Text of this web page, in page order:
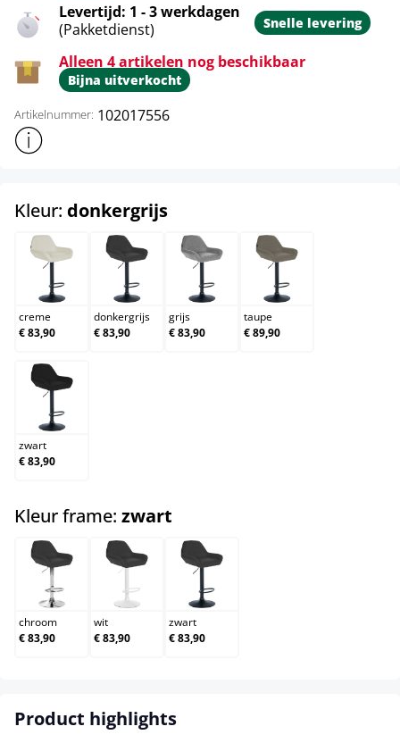
Levertijd: 1 - 3 werkdagen
(Pakketdienst)
Snelle levering
Alleen 4 artikelen nog beschikbaar
Bijna uitverkocht
Artikelnummer: 102017556
Toon meer productinformatie
Kleur: donkergrijsselect
creme
creme
€ 83,90
donkergrijs
donkergrijs
€ 83,90
grijs
grijs
€ 83,90
taupe
taupe
€ 89,90
zwart
zwart
€ 83,90
Kleur frame: zwart
chroom
chroom
€ 83,90
wit
wit
€ 83,90
zwart
zwart
€ 83,90
Product highlights